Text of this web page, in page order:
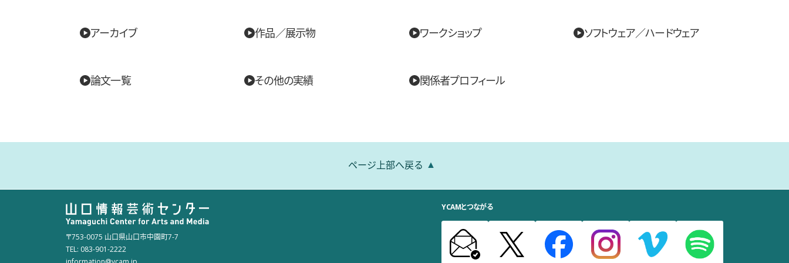
アーカイブ 作品／展示物 ワークショップ ソフトウェア／ハードウェア
論文一覧 その他の実績 関係者プロフィール
ページ上部へ戻る
〒753-0075 山口県山口市中園町7-7
TEL: 083-901-2222
YCAMとつながる